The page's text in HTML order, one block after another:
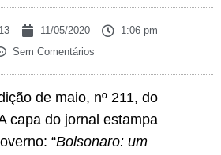
11/05/2020
1:06 pm
Sem Comentários
de maio, nº 211, do
capa do jornal estampa
“Bolsonaro: um